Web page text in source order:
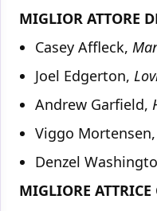
MIGLIOR ATTORE
Casey Affleck,
Joel Edgerton,
Andrew Garfield,
Viggo Mortensen,
Denzel
MIGLIORE